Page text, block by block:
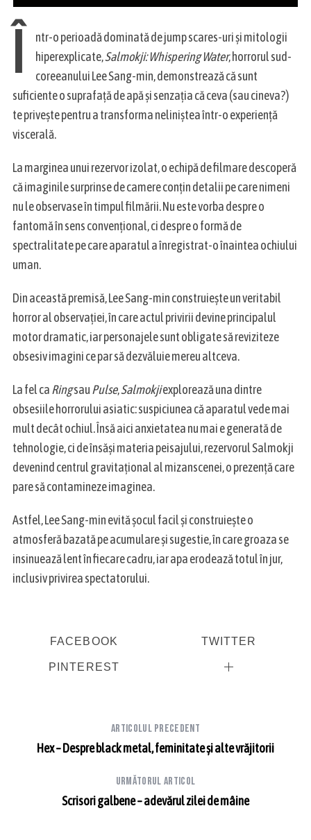
Î
ntr-o perioadă dominată de jump scares-uri și mitologii
hiperexplicate,Salmokji:WhisperingWater, horrorul sud-
coreeanului Lee Sang-min, demonstrează că sunt
suficiente o suprafață de apă și senzația că ceva (sau cineva?)
te privește pentru a transforma neliniștea într-o experiență
viscerală.
La marginea unui rezervor izolat, o echipă de filmare descoperă
că imaginile surprinse de camere conțin detalii pe care nimeni
nu le observase în timpul filmării. Nu este vorba despre o
fantomă în sens convențional, ci despre o formă de
spectralitate pe care aparatul a înregistrat-o înaintea ochiului
uman.
Din această premisă, Lee Sang-min construiește un veritabil
horror al observației, în care actul privirii devine principalul
motor dramatic, iar personajele sunt obligate să reviziteze
obsesiv imagini ce par să dezvăluie mereu altceva.
La fel caRingsauPulse,Salmokjiexplorează una dintre
obsesiile horrorului asiatic: suspiciunea că aparatul vede mai
mult decât ochiul. Însă aici anxietatea nu mai e generată de
tehnologie, ci de însăși materia peisajului, rezervorul Salmokji
devenind centrul gravitațional al mizanscenei, o prezență care
pare să contamineze imaginea.
Astfel, Lee Sang-min evită șocul facil și construiește o
atmosferă bazată pe acumulare și sugestie, în care groaza se
insinuează lent în fiecare cadru, iar apa erodează totul în jur,
inclusiv privirea spectatorului.
FACEBOOK TWITTER
PINTEREST
Articolul precedent
Hex – Despre black metal, feminitate și alte vrăjitorii
Următorul articol
Scrisori galbene – adevărul zilei de mâine
a
r
c
h
o